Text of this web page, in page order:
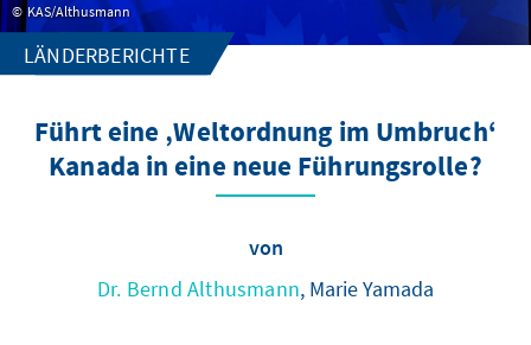
KAS/Althusmann
LÄNDERBERICHTE
Führt eine ‚Weltordnung im Umbruch‘
Kanada in eine neue Führungsrolle?
von
Dr. Bernd Althusmann, Marie Yamada